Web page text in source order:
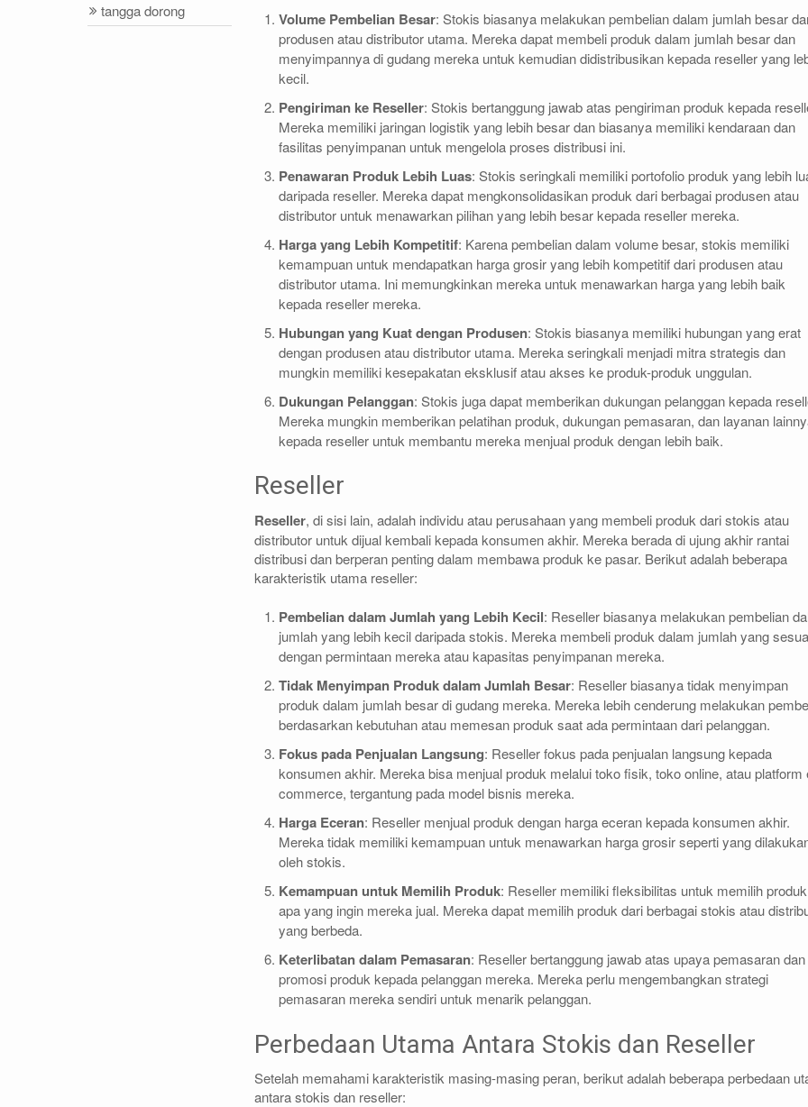
Volume Pembelian Besar: Stokis biasanya melakukan pembelian dalam jumlah besar
produsen atau distributor utama. Mereka dapat membeli produk dalam jumlah besar dan
menyimpannya di gudang mereka untuk kemudian didistribusikan kepada reseller yang
kecil.
Pengiriman ke Reseller: Stokis bertanggung jawab atas pengiriman produk kepada
Mereka memiliki jaringan logistik yang lebih besar dan biasanya memiliki kendaraan dan
fasilitas penyimpanan untuk mengelola proses distribusi ini.
Penawaran Produk Lebih Luas: Stokis seringkali memiliki portofolio produk yang lebih
daripada reseller. Mereka dapat mengkonsolidasikan produk dari berbagai produsen atau
distributor untuk menawarkan pilihan yang lebih besar kepada reseller mereka.
Harga yang Lebih Kompetitif: Karena pembelian dalam volume besar, stokis memiliki
kemampuan untuk mendapatkan harga grosir yang lebih kompetitif dari produsen atau
distributor utama. Ini memungkinkan mereka untuk menawarkan harga yang lebih baik
kepada reseller mereka.
Hubungan yang Kuat dengan Produsen: Stokis biasanya memiliki hubungan yang erat
dengan produsen atau distributor utama. Mereka seringkali menjadi mitra strategis dan
mungkin memiliki kesepakatan eksklusif atau akses ke produk-produk unggulan.
Dukungan Pelanggan: Stokis juga dapat memberikan dukungan pelanggan kepada
Mereka mungkin memberikan pelatihan produk, dukungan pemasaran, dan layanan
kepada reseller untuk membantu mereka menjual produk dengan lebih baik.
Reseller
Reseller, di sisi lain, adalah individu atau perusahaan yang membeli produk dari stokis atau
distributor untuk dijual kembali kepada konsumen akhir. Mereka berada di ujung akhir rantai
distribusi dan berperan penting dalam membawa produk ke pasar. Berikut adalah beberapa
karakteristik utama reseller:
Pembelian dalam Jumlah yang Lebih Kecil: Reseller biasanya melakukan pembelian
jumlah yang lebih kecil daripada stokis. Mereka membeli produk dalam jumlah yang
dengan permintaan mereka atau kapasitas penyimpanan mereka.
Tidak Menyimpan Produk dalam Jumlah Besar: Reseller biasanya tidak menyimpan
produk dalam jumlah besar di gudang mereka. Mereka lebih cenderung melakukan
berdasarkan kebutuhan atau memesan produk saat ada permintaan dari pelanggan.
Fokus pada Penjualan Langsung: Reseller fokus pada penjualan langsung kepada
konsumen akhir. Mereka bisa menjual produk melalui toko fisik, toko online, atau platform
commerce, tergantung pada model bisnis mereka.
Harga Eceran: Reseller menjual produk dengan harga eceran kepada konsumen akhir.
Mereka tidak memiliki kemampuan untuk menawarkan harga grosir seperti yang
oleh stokis.
Kemampuan untuk Memilih Produk: Reseller memiliki fleksibilitas untuk memilih produk
apa yang ingin mereka jual. Mereka dapat memilih produk dari berbagai stokis atau
yang berbeda.
Keterlibatan dalam Pemasaran: Reseller bertanggung jawab atas upaya pemasaran dan
promosi produk kepada pelanggan mereka. Mereka perlu mengembangkan strategi
pemasaran mereka sendiri untuk menarik pelanggan.
Perbedaan Utama Antara Stokis dan Reseller
Setelah memahami karakteristik masing-masing peran, berikut adalah beberapa perbedaan
antara stokis dan reseller:
tangga dorong